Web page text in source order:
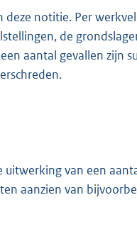
notitie. Per
de
aantal gevallen zijn
van een
aanzien van